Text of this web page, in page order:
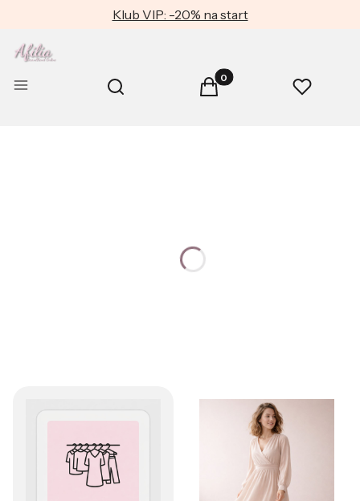
Klub VIP: -20% na start
Menu Otwórz wyszukiwarkę
Szukaj Produkty w koszyku: 0.
Koszyk Ulubione